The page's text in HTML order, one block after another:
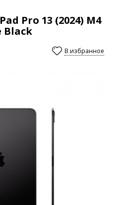
Pro 13 (2024) M4
Black
В избранное